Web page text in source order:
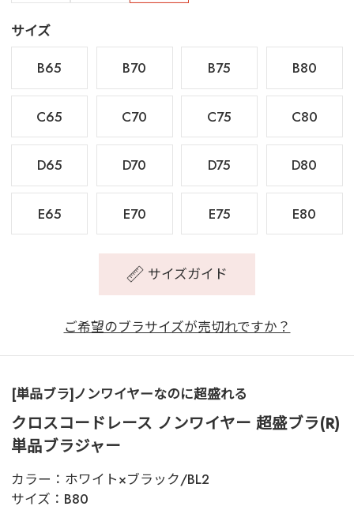
サイズ
B65
B70 B75 B80
C65 C70 C75 C80
D65 D70 D75 D80
E65 E70 E75 E80
サイズガイド
ご希望のブラサイズが売切れですか？
[単品ブラ]ノンワイヤーなのに超盛れる
クロスコードレース ノンワイヤー 超盛ブラ(R)
単品ブラジャー
カラー： ホワイト×ブラック/BL2
サイズ： B80